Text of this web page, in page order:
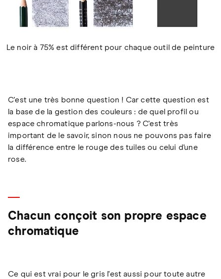
Le noir à 75% est différent pour chaque outil de peinture
C'est une très bonne question ! Car cette question est
la base de la gestion des couleurs : de quel profil ou
espace chromatique parlons-nous ? C'est très
important de le savoir, sinon nous ne pouvons pas faire
la différence entre le rouge des tuiles ou celui d'une
rose.
Chacun conçoit son propre espace
chromatique
Ce qui est vrai pour le gris l'est aussi pour toute autre